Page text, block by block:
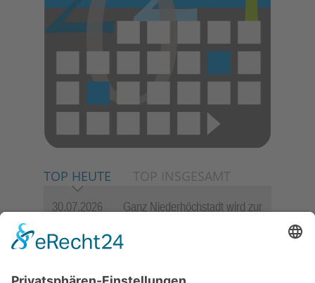
TOP HEUTE TOP INSGESAMT
30.07.2026
Ganz Niederhöchstadt wird zur
23.07.2026
Zwischen Fachwerk, Wein und
lädt wieder zum Weinfest ein